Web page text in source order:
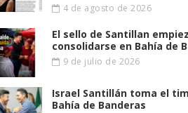
4 de agosto de 2026
El sello de Santillan
consolidarse en Bahía de
9 de julio de 2026
Israel Santillán toma el
Bahía de Banderas